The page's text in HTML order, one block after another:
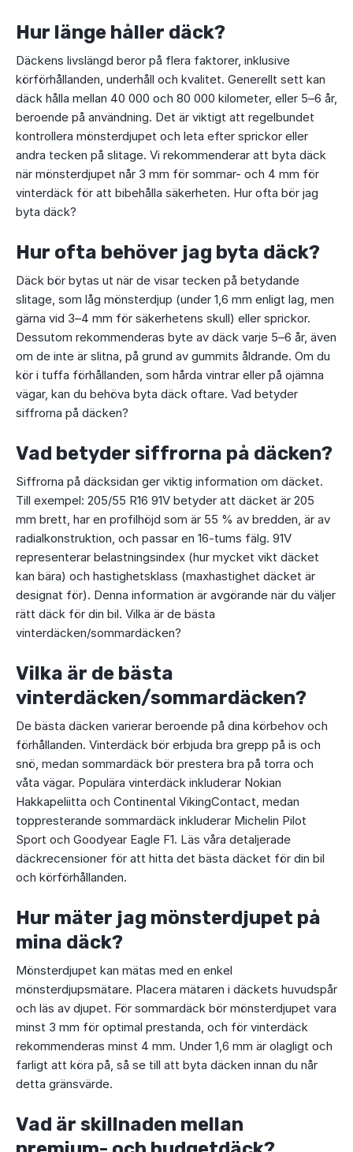
Hur länge håller däck?
Däckens livslängd beror på flera faktorer, inklusive
körförhållanden, underhåll och kvalitet. Generellt sett kan
däck hålla mellan 40 000 och 80 000 kilometer, eller 5–6 år,
beroende på användning. Det är viktigt att regelbundet
kontrollera mönsterdjupet och leta efter sprickor eller
andra tecken på slitage. Vi rekommenderar att byta däck
när mönsterdjupet når 3 mm för sommar- och 4 mm för
vinterdäck för att bibehålla säkerheten. Hur ofta bör jag
byta däck?
Hur ofta behöver jag byta däck?
Däck bör bytas ut när de visar tecken på betydande
slitage, som låg mönsterdjup (under 1,6 mm enligt lag, men
gärna vid 3–4 mm för säkerhetens skull) eller sprickor.
Dessutom rekommenderas byte av däck varje 5–6 år, även
om de inte är slitna, på grund av gummits åldrande. Om du
kör i tuffa förhållanden, som hårda vintrar eller på ojämna
vägar, kan du behöva byta däck oftare. Vad betyder
siffrorna på däcken?
Vad betyder siffrorna på däcken?
Siffrorna på däcksidan ger viktig information om däcket.
Till exempel: 205/55 R16 91V betyder att däcket är 205
mm brett, har en profilhöjd som är 55 % av bredden, är av
radialkonstruktion, och passar en 16-tums fälg. 91V
representerar belastningsindex (hur mycket vikt däcket
kan bära) och hastighetsklass (maxhastighet däcket är
designat för). Denna information är avgörande när du väljer
rätt däck för din bil. Vilka är de bästa
vinterdäcken/sommardäcken?
Vilka är de bästa
vinterdäcken/sommardäcken?
De bästa däcken varierar beroende på dina körbehov och
förhållanden. Vinterdäck bör erbjuda bra grepp på is och
snö, medan sommardäck bör prestera bra på torra och
våta vägar. Populära vinterdäck inkluderar Nokian
Hakkapeliitta och Continental VikingContact, medan
toppresterande sommardäck inkluderar Michelin Pilot
Sport och Goodyear Eagle F1. Läs våra detaljerade
däckrecensioner för att hitta det bästa däcket för din bil
och körförhållanden.
Hur mäter jag mönsterdjupet på
mina däck?
Mönsterdjupet kan mätas med en enkel
mönsterdjupsmätare. Placera mätaren i däckets huvudspår
och läs av djupet. För sommardäck bör mönsterdjupet vara
minst 3 mm för optimal prestanda, och för vinterdäck
rekommenderas minst 4 mm. Under 1,6 mm är olagligt och
farligt att köra på, så se till att byta däcken innan du når
detta gränsvärde.
Vad är skillnaden mellan